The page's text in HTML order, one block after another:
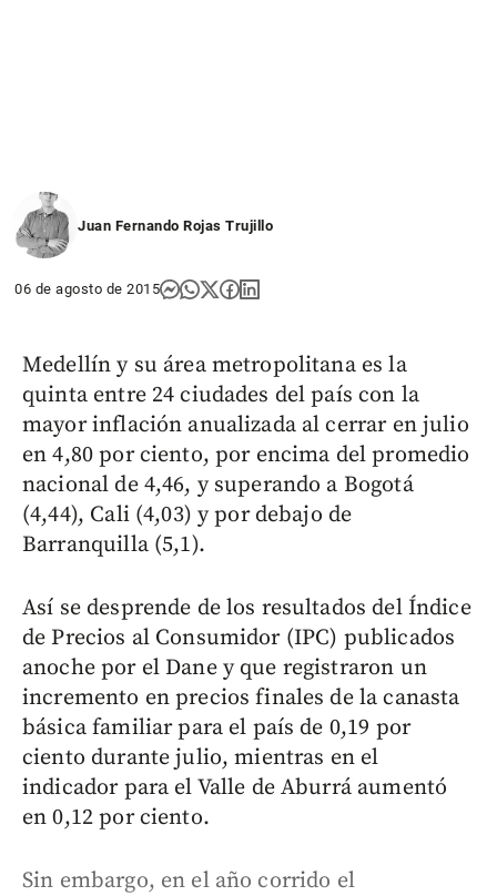
Juan Fernando Rojas Trujillo
06 de agosto de 2015
Medellín y su área metropolitana es la
quinta entre 24 ciudades del país con la
mayor inflación anualizada al cerrar en julio
en 4,80 por ciento, por encima del promedio
nacional de 4,46, y superando a Bogotá
(4,44), Cali (4,03) y por debajo de
Barranquilla (5,1).
Así se desprende de los resultados del Índice
de Precios al Consumidor (IPC) publicados
anoche por el Dane y que registraron un
incremento en precios finales de la canasta
básica familiar para el país de 0,19 por
ciento durante julio, mientras en el
indicador para el Valle de Aburrá aumentó
en 0,12 por ciento.
Sin embargo, en el año corrido el